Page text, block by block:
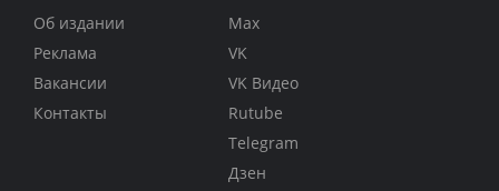
Об издании
Реклама
Вакансии
Контакты
Max
VK
VK Видео
Rutube
Telegram
Дзен